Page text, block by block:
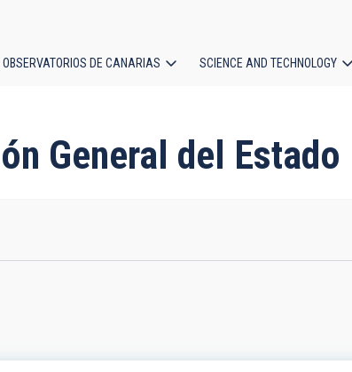
OBSERVATORIOS DE CANARIAS SCIENCE AND TECHNOLOGY
General del Estado